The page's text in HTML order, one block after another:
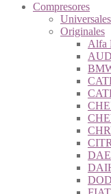
Compresores
Universales
Originales
Alfa